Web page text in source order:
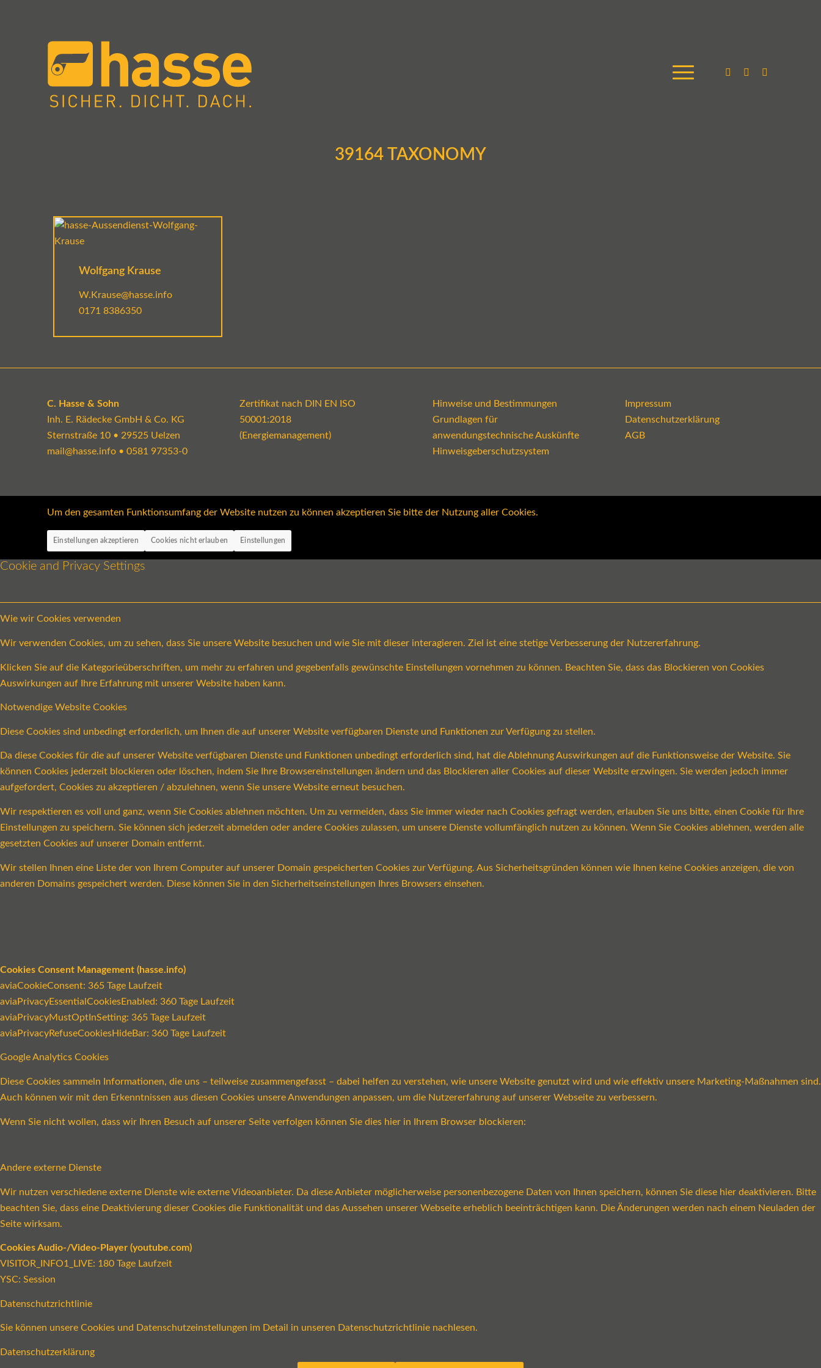
39164 TAXONOMY
Wolfgang Krause
W.Krause@hasse.info
0171 8386350
C. Hasse & Sohn
Inh. E. Rädecke GmbH & Co. KG
Sternstraße 10 • 29525 Uelzen
mail@hasse.info• 0581 97353-0
Zertifikat nach DIN EN ISO
50001:2018
(Energiemanagement)
Hinweise und Bestimmungen
Grundlagen für
anwendungstechnische Auskünfte
Hinweisgeberschutzsystem
Impressum
Datenschutzerklärung
AGB
Um den gesamten Funktionsumfang der Website nutzen zu können akzeptieren Sie bitte der Nutzung aller Cookies.
Einstellungen akzeptieren Cookies nicht erlauben Einstellungen
Cookie and Privacy Settings
Wie wir Cookies verwenden
Wir verwenden Cookies, um zu sehen, dass Sie unsere Website besuchen und wie Sie mit dieser interagieren. Ziel ist eine stetige Verbesserung der Nutzererfahrung.
Klicken Sie auf die Kategorieüberschriften, um mehr zu erfahren und gegebenfalls gewünschte Einstellungen vornehmen zu können. Beachten Sie, dass das Blockieren von Cookies
Auswirkungen auf Ihre Erfahrung mit unserer Website haben kann.
Notwendige Website Cookies
Diese Cookies sind unbedingt erforderlich, um Ihnen die auf unserer Website verfügbaren Dienste und Funktionen zur Verfügung zu stellen.
Da diese Cookies für die auf unserer Website verfügbaren Dienste und Funktionen unbedingt erforderlich sind, hat die Ablehnung Auswirkungen auf die Funktionsweise der Website. Sie
können Cookies jederzeit blockieren oder löschen, indem Sie Ihre Browsereinstellungen ändern und das Blockieren aller Cookies auf dieser Website erzwingen. Sie werden jedoch immer
aufgefordert, Cookies zu akzeptieren / abzulehnen, wenn Sie unsere Website erneut besuchen.
Wir respektieren es voll und ganz, wenn Sie Cookies ablehnen möchten. Um zu vermeiden, dass Sie immer wieder nach Cookies gefragt werden, erlauben Sie uns bitte, einen Cookie für Ihre
Einstellungen zu speichern. Sie können sich jederzeit abmelden oder andere Cookies zulassen, um unsere Dienste vollumfänglich nutzen zu können. Wenn Sie Cookies ablehnen, werden alle
gesetzten Cookies auf unserer Domain entfernt.
Wir stellen Ihnen eine Liste der von Ihrem Computer auf unserer Domain gespeicherten Cookies zur Verfügung. Aus Sicherheitsgründen können wie Ihnen keine Cookies anzeigen, die von
anderen Domains gespeichert werden. Diese können Sie in den Sicherheitseinstellungen Ihres Browsers einsehen.
Cookies Consent Management (hasse.info)
aviaCookieConsent: 365 Tage Laufzeit
aviaPrivacyEssentialCookiesEnabled: 360 Tage Laufzeit
aviaPrivacyMustOptInSetting: 365 Tage Laufzeit
aviaPrivacyRefuseCookiesHideBar: 360 Tage Laufzeit
Google Analytics Cookies
Diese Cookies sammeln Informationen, die uns – teilweise zusammengefasst – dabei helfen zu verstehen, wie unsere Website genutzt wird und wie effektiv unsere Marketing-Maßnahmen sind.
Auch können wir mit den Erkenntnissen aus diesen Cookies unsere Anwendungen anpassen, um die Nutzererfahrung auf unserer Webseite zu verbessern.
Wenn Sie nicht wollen, dass wir Ihren Besuch auf unserer Seite verfolgen können Sie dies hier in Ihrem Browser blockieren:
Andere externe Dienste
Wir nutzen verschiedene externe Dienste wie externe Videoanbieter. Da diese Anbieter möglicherweise personenbezogene Daten von Ihnen speichern, können Sie diese hier deaktivieren. Bitte
beachten Sie, dass eine Deaktivierung dieser Cookies die Funktionalität und das Aussehen unserer Webseite erheblich beeinträchtigen kann. Die Änderungen werden nach einem Neuladen der
Seite wirksam.
Cookies Audio-/Video-Player (youtube.com)
VISITOR_INFO1_LIVE: 180 Tage Laufzeit
YSC: Session
Datenschutzrichtlinie
Sie können unsere Cookies und Datenschutzeinstellungen im Detail in unseren Datenschutzrichtlinie nachlesen.
Datenschutzerklärung